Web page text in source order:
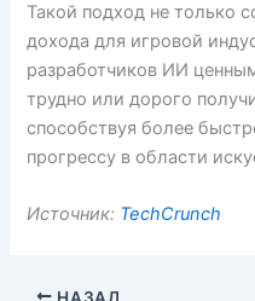
Такой подход не только
дохода для игровой
разработчиков ИИ
трудно или дорого
способствуя более
прогрессу в области
Источник: TechCrunch
НАЗАД